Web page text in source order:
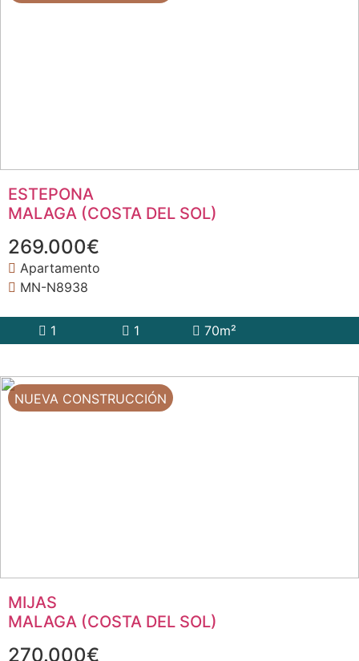
ESTEPONA
MALAGA (COSTA DEL SOL)
269.000€
Apartamento
MN-N8938
1 1 70m²
NUEVA CONSTRUCCIÓN
MIJAS
MALAGA (COSTA DEL SOL)
270.000€